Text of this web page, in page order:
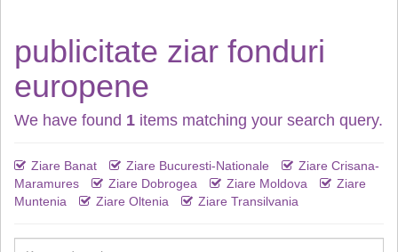
publicitate ziar fonduri
europene
We have found 1 items matching your search query.
Ziare Banat Ziare Bucuresti-Nationale
Ziare Crisana-
Maramures
Ziare Dobrogea Ziare Moldova
Ziare
Muntenia
Ziare Oltenia Ziare Transilvania